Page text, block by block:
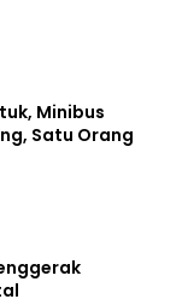
Minibus
Satu Orang